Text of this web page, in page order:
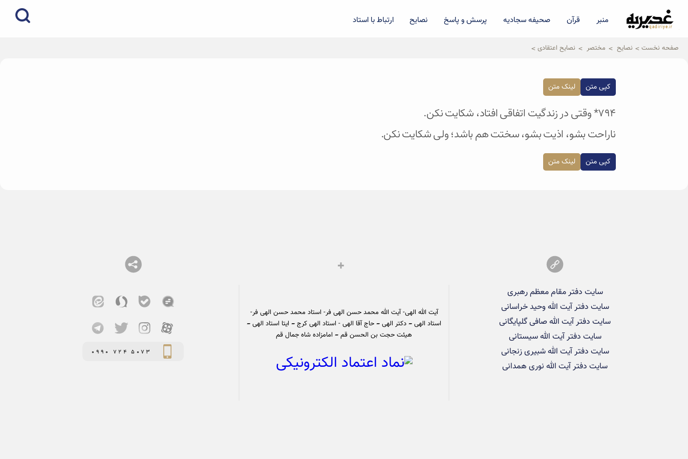
qadiriye.ir
نشریه ی غدیریه-بیانات استاد
منبر قرآن صحیفه سجادیه پرسش و پاسخ نصایح ارتباط با استاد
صفحه نخست نصایح مختصر نصایح اعتقادی
کپی متن لینک متن
۷۹۴* وقتی در زندگیت اتفاقی افتاد، شکایت نکن.
ناراحت بشو، اذیت بشو، سختت هم باشد؛ ولی شکایت نکن.
کپی متن لینک متن
سایت دفتر مقام معظم رهبری
سایت دفتر آیت الله وحید خراسانی
سایت دفتر آیت الله صافی گلپایگانی
سایت دفتر آیت الله سیستانی
سایت دفتر آیت الله شبیری زنجانی
سایت دفتر آیت الله نوری همدانی
آیت الله الهی- آیت الله محمد حسن الهی فر- استاد محمد حسن الهی فر-
استاد الهی – دکتر الهی – حاج آقا الهی - استاد الهی کرج – ایتا استاد الهی –
هیئت حجت بن الحسن قم – امامزاده شاه جمال قم
0990 724 5073